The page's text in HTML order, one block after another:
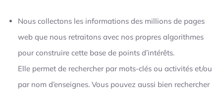
Nous collectons les informations des millions de pages
web que nous retraitons avec nos propres algorithmes
pour construire cette base de points d’intérêts.
Elle permet de rechercher par mots-clés ou activités et/ou
par nom d’enseignes. Vous pouvez aussi bien rechercher